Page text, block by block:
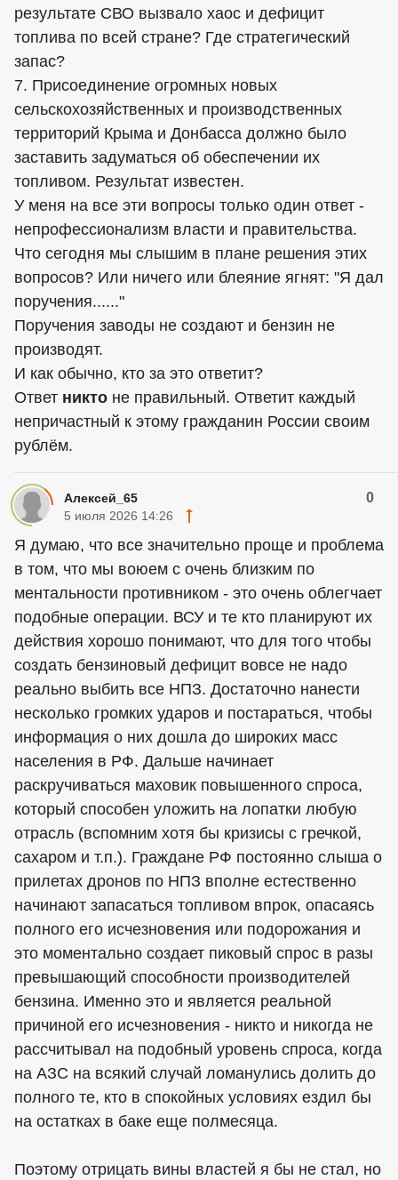
результате СВО вызвало хаос и дефицит
топлива по всей стране? Где стратегический
запас?
7. Присоединение огромных новых
сельскохозяйственных и производственных
территорий Крыма и Донбасса должно было
заставить задуматься об обеспечении их
топливом. Результат известен.
У меня на все эти вопросы только один ответ -
непрофессионализм власти и правительства.
Что сегодня мы слышим в плане решения этих
вопросов? Или ничего или блеяние ягнят: "Я дал
поручения......"
Поручения заводы не создают и бензин не
производят.
И как обычно, кто за это ответит?
Ответ никто не правильный. Ответит каждый
непричастный к этому гражданин России своим
рублём.
Алексей_65 0
5 июля 2026 14:26
Я думаю, что все значительно проще и проблема
в том, что мы воюем с очень близким по
ментальности противником - это очень облегчает
подобные операции. ВСУ и те кто планируют их
действия хорошо понимают, что для того чтобы
создать бензиновый дефицит вовсе не надо
реально выбить все НПЗ. Достаточно нанести
несколько громких ударов и постараться, чтобы
информация о них дошла до широких масс
населения в РФ. Дальше начинает
раскручиваться маховик повышенного спроса,
который способен уложить на лопатки любую
отрасль (вспомним хотя бы кризисы с гречкой,
сахаром и т.п.). Граждане РФ постоянно слыша о
прилетах дронов по НПЗ вполне естественно
начинают запасаться топливом впрок, опасаясь
полного его исчезновения или подорожания и
это моментально создает пиковый спрос в разы
превышающий способности производителей
бензина. Именно это и является реальной
причиной его исчезновения - никто и никогда не
рассчитывал на подобный уровень спроса, когда
на АЗС на всякий случай ломанулись долить до
полного те, кто в спокойных условиях ездил бы
на остатках в баке еще полмесяца.
Поэтому отрицать вины властей я бы не стал, но